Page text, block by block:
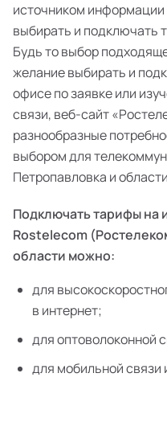
источником информации
выбирать и подключать
Будь то выбор
желание выбирать и
офисе по заявке или
связи, веб-сайт
разнообразные
выбором для
Петропавловка и
Подключать тарифы на
Rostelecom
области можно:
для
в интернет;
для оптоволоконной
для мобильной связи